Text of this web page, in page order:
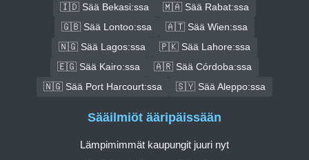
🇮🇩 Sää Bekasi:ssa
🇲🇦 Sää Rabat:ssa
🇬🇧 Sää Lontoo:ssa
🇦🇹 Sää Wien:ssa
🇳🇬 Sää Lagos:ssa
🇵🇰 Sää Lahore:ssa
🇪🇬 Sää Kairo:ssa
🇦🇷 Sää Córdoba:ssa
🇳🇬 Sää Port Harcourt:ssa
🇸🇾 Sää Aleppo:ssa
Sääilmiöt ääripäissään
Lämpimimmät kaupungit juuri nyt